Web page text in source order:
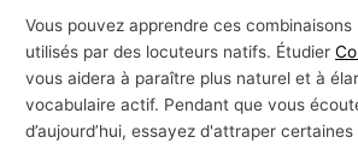
Vous pouvez apprendre ces
utilisés par des locuteurs natifs. Étudier
vous aidera à paraître plus naturel et à
vocabulaire actif. Pendant que vous
d’aujourd’hui, essayez d'attraper